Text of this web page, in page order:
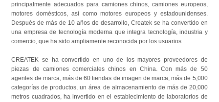
principalmente adecuados para camiones chinos, camiones europeos,
motores domésticos, así como motores europeos y estadounidenses.
Después de más de 10 años de desarrollo, Createk se ha convertido en
una empresa de tecnología moderna que integra tecnología, industria y
comercio, que ha sido ampliamente reconocida por los usuarios.
CREATEK se ha convertido en uno de los mayores proveedores de
piezas de camiones comerciales chinos en China. Con más de 50
agentes de marca, más de 60 tiendas de imagen de marca, más de 5,000
categorías de productos, un área de almacenamiento de más de 20,000
metros cuadrados, ha invertido en el establecimiento de laboratorios de